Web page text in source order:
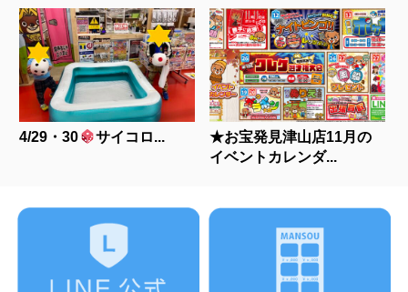
4/29・30 サイコロ...
★お宝発見津山店11月の
イベントカレンダ...